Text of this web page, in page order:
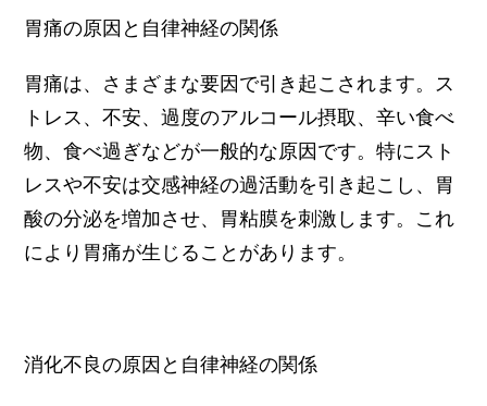
胃痛の原因と自律神経の関係
胃痛は、さまざまな要因で引き起こされます。ス
トレス、不安、過度のアルコール摂取、辛い食べ
物、食べ過ぎなどが一般的な原因です。特にスト
レスや不安は交感神経の過活動を引き起こし、胃
酸の分泌を増加させ、胃粘膜を刺激します。これ
により胃痛が生じることがあります。
消化不良の原因と自律神経の関係